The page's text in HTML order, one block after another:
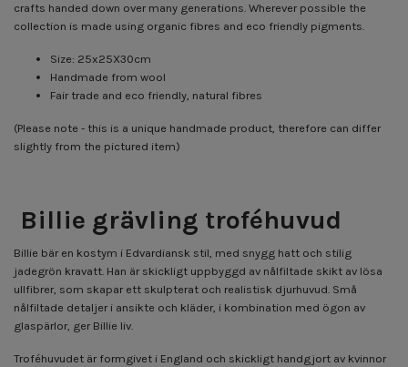
crafts handed down over many generations. Wherever possible the
collection is made using organic fibres and eco friendly pigments.
Size: 25x25X30cm
Handmade from wool
Fair trade and eco friendly, natural fibres
(Please note - this is a unique handmade product, therefore can differ
slightly from the pictured item)
Billie grävling troféhuvud
Billie bär en kostym i Edvardiansk stil, med snygg hatt och stilig
jadegrön kravatt. Han är skickligt uppbyggd av nålfiltade skikt av lösa
ullfibrer, som skapar ett skulpterat och realistisk djurhuvud. Små
nålfiltade detaljer i ansikte och kläder, i kombination med ögon av
glaspärlor, ger Billie liv.
Troféhuvudet är formgivet i England och skickligt handgjort av kvinnor